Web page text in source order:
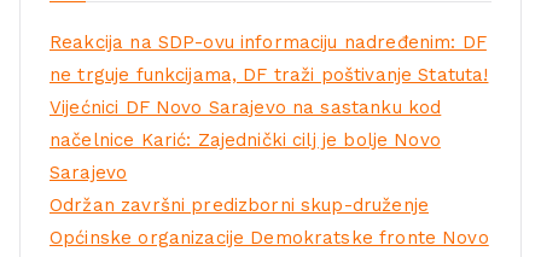
Reakcija na SDP-ovu informaciju nadređenim: DF
ne trguje funkcijama, DF traži poštivanje Statuta!
Vijećnici DF Novo Sarajevo na sastanku kod
načelnice Karić: Zajednički cilj je bolje Novo
Sarajevo
Održan završni predizborni skup-druženje
Općinske organizacije Demokratske fronte Novo